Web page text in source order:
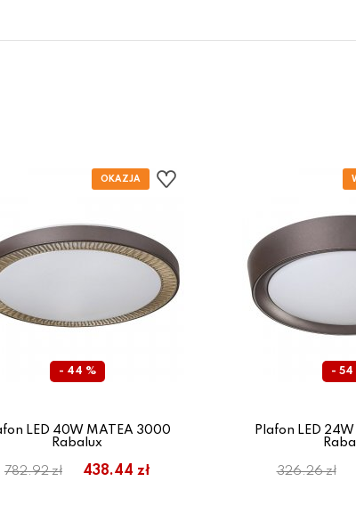
- 44 %
LED 40W MATEA 3000
Rabalux
782.92 zł 438.44 zł
- 54
Plafon LED
326.26 zł